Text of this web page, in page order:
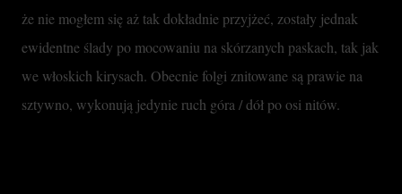
że nie mogłem się aż tak dokładnie przyjżeć, zostały jednak
ewidentne ślady po mocowaniu na skórzanych paskach, tak jak
we włoskich kirysach. Obecnie folgi znitowane są prawie na
sztywno, wykonują jedynie ruch góra / dół po osi nitów.